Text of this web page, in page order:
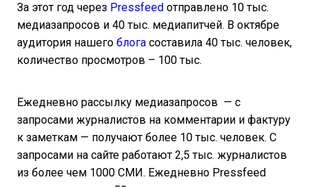
За этот год через Pressfeed отправлено 10 тыс.
медиазапросов и 40 тыс. медиапитчей. В октябре
аудитория нашего блога составила 40 тыс. человек,
количество просмотров – 100 тыс.
Ежедневно рассылку медиазапросов — с
запросами журналистов на комментарии и фактуру
к заметкам — получают более 10 тыс. человек. С
запросами на сайте работают 2,5 тыс. журналистов
из более чем 1000 СМИ. Ежедневно Pressfeed